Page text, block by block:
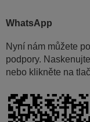
WhatsApp
Nyní nám můžete
podpory.
nebo klikněte na